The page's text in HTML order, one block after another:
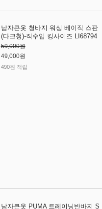
남자큰옷 청바지 워싱 베이직 스판
(다크청)-직수입 킹사이즈 LI68794
59,000원
49,000원
490원 적립
남자큰옷 PUMA 트레이닝반바지 S